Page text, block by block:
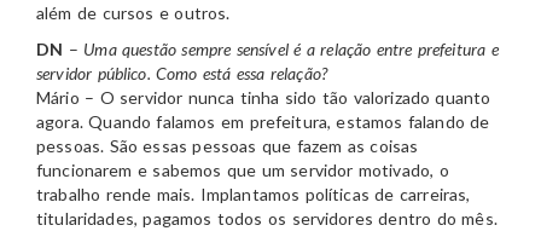
além de cursos e outros.
DN – Uma questão sempre sensível é a relação entre prefeitura e
servidor público. Como está essa relação?
Mário – O servidor nunca tinha sido tão valorizado quanto
agora. Quando falamos em prefeitura, estamos falando de
pessoas. São essas pessoas que fazem as coisas
funcionarem e sabemos que um servidor motivado, o
trabalho rende mais. Implantamos políticas de carreiras,
titularidades, pagamos todos os servidores dentro do mês.